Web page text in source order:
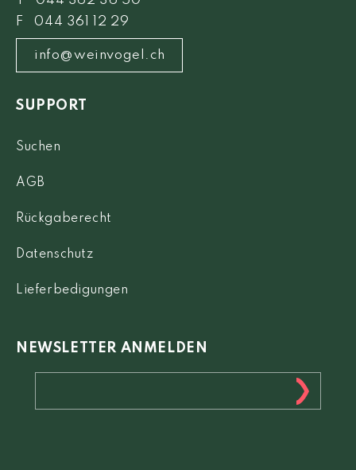
F 044 361 12 29
info@weinvogel.ch
SUPPORT
Suchen
AGB
Rückgaberecht
Datenschutz
Lieferbedigungen
NEWSLETTER ANMELDEN